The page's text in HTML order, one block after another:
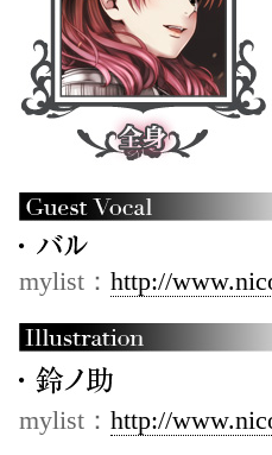
mylist： http://
mylist： http://